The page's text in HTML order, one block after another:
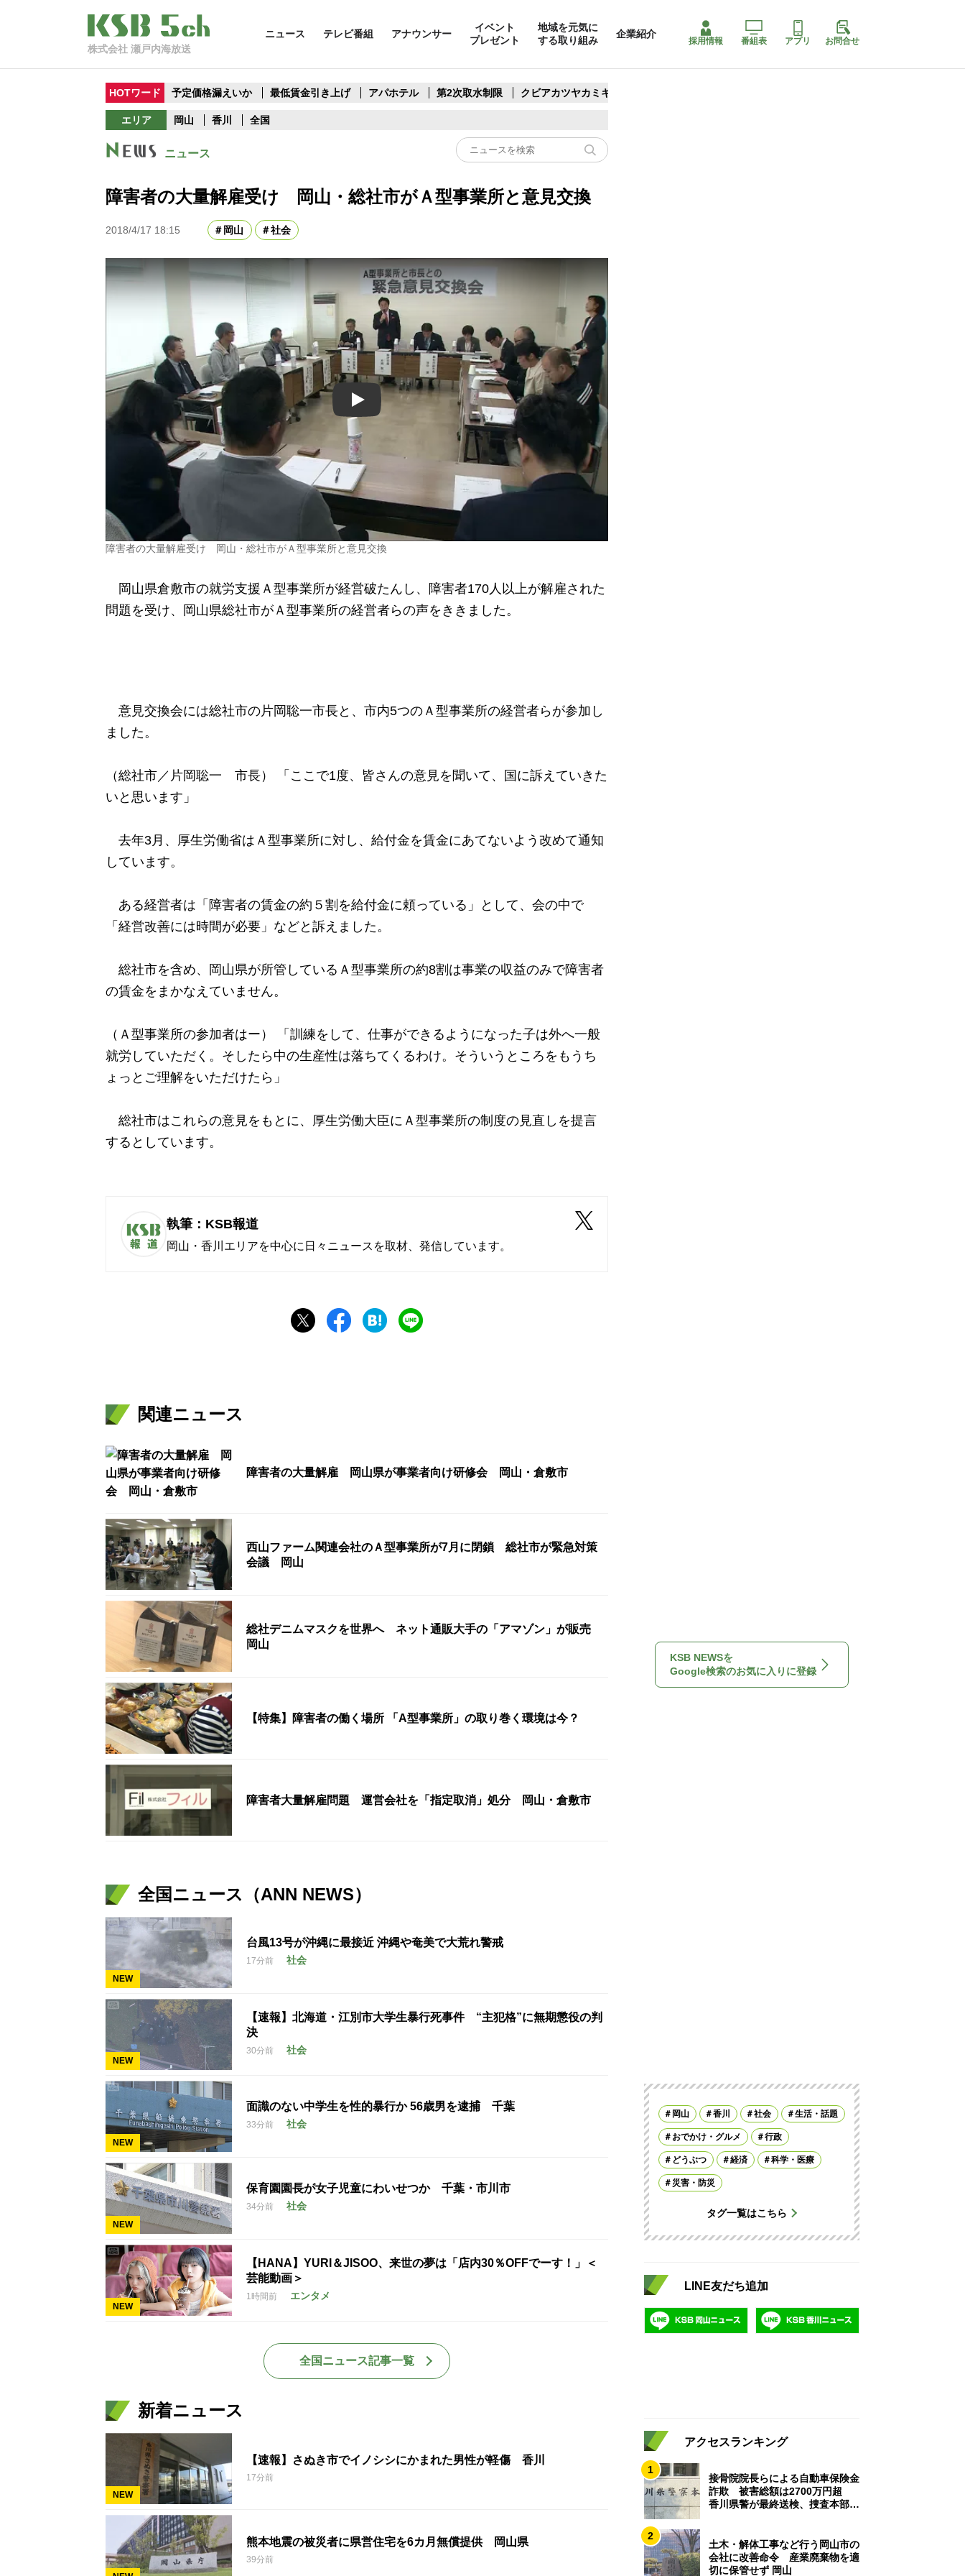
株式会社 瀬戸内海放送
ニュース テレビ番組 アナウンサー
イベント
プレゼント
地域を元気に
する取り組み
企業紹介
採用情報 番組表 アプリ お問合せ
HOTワード 予定価格漏えいか 最低賃金引き上げ アパホテル 第2次取水制限 クビアカツヤカミキリ
エリア 岡山 香川 全国
ニュース
障害者の大量解雇受け 岡山・総社市がＡ型事業所と意見交換
2018/4/17 18:15 岡山 社会
Play
障害者の大量解雇受け 岡山・総社市がＡ型事業所と意見交換
岡山県倉敷市の就労支援Ａ型事業所が経営破たんし、障害者170人以上が解雇された
問題を受け、岡山県総社市がＡ型事業所の経営者らの声をききました。
意見交換会には総社市の片岡聡一市長と、市内5つのＡ型事業所の経営者らが参加し
ました。
（総社市／片岡聡一 市長） 「ここで1度、皆さんの意見を聞いて、国に訴えていきた
いと思います」
去年3月、厚生労働省はＡ型事業所に対し、給付金を賃金にあてないよう改めて通知
しています。
ある経営者は「障害者の賃金の約５割を給付金に頼っている」として、会の中で
「経営改善には時間が必要」などと訴えました。
総社市を含め、岡山県が所管しているＡ型事業所の約8割は事業の収益のみで障害者
の賃金をまかなえていません。
（Ａ型事業所の参加者はー） 「訓練をして、仕事ができるようになった子は外へ一般
就労していただく。そしたら中の生産性は落ちてくるわけ。そういうところをもうち
ょっとご理解をいただけたら」
総社市はこれらの意見をもとに、厚生労働大臣にＡ型事業所の制度の見直しを提言
するとしています。
執筆：KSB報道
岡山・香川エリアを中心に日々ニュースを取材、発信しています。
関連ニュース
障害者の大量解雇 岡山県が事業者向け研修会 岡山・倉敷市
西山ファーム関連会社のＡ型事業所が7月に閉鎖 総社市が緊急対策
会議 岡山
総社デニムマスクを世界へ ネット通販大手の「アマゾン」が販売
岡山
【特集】障害者の働く場所 「A型事業所」の取り巻く環境は今？
障害者大量解雇問題 運営会社を「指定取消」処分 岡山・倉敷市
全国ニュース（ANN NEWS）
NEW
台風13号が沖縄に最接近 沖縄や奄美で大荒れ警戒
17分前 社会
NEW
【速報】北海道・江別市大学生暴行死事件 “主犯格”に無期懲役の判
決
30分前 社会
NEW
面識のない中学生を性的暴行か 56歳男を逮捕 千葉
33分前 社会
NEW
保育園園長が女子児童にわいせつか 千葉・市川市
34分前 社会
NEW
【HANA】YURI＆JISOO、来世の夢は「店内30％OFFでーす！」＜
芸能動画＞
1時間前 エンタメ
全国ニュース記事一覧
新着ニュース
NEW
【速報】さぬき市でイノシシにかまれた男性が軽傷 香川
17分前
熊本地震の被災者に県営住宅を6カ月無償提供 岡山県
39分前
KSB NEWSを
Google検索のお気に入りに登録
岡山 香川 社会 生活・話題
おでかけ・グルメ 行政
どうぶつ 経済 科学・医療
災害・防災
タグ一覧はこちら
LINE友だち追加
アクセスランキング
1
接骨院院長らによる自動車保険金
詐欺 被害総額は2700万円超
香川県警が最終送検、捜査本部解
2
土木・解体工事など行う岡山市の
会社に改善命令 産業廃棄物を適
切に保管せず 岡山